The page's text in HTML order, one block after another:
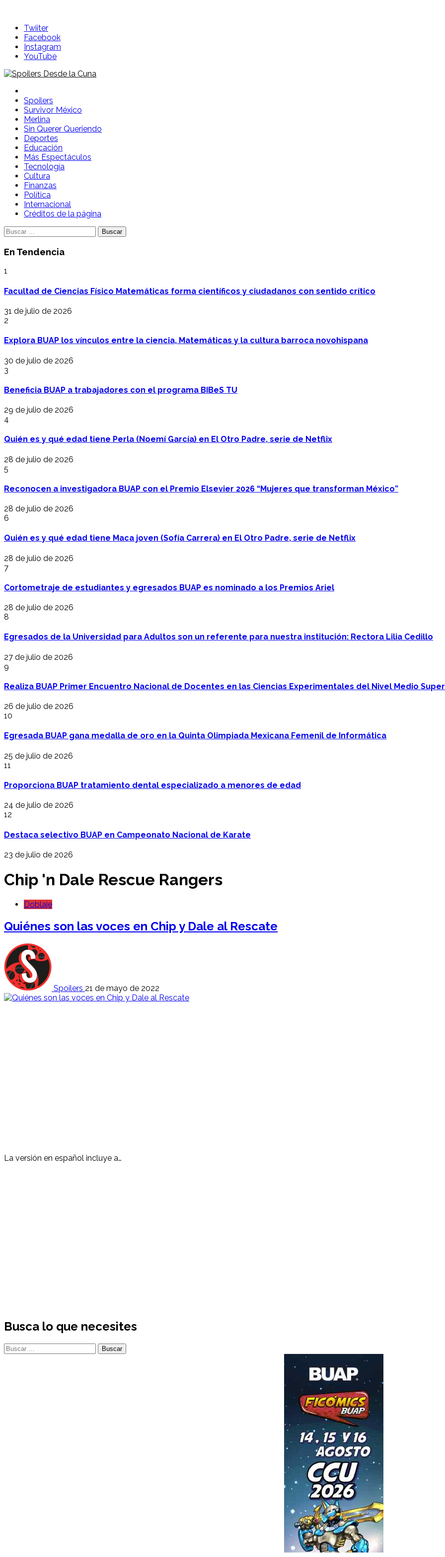
Twiiter
Facebook
Instagram
YouTube
Spoilers Desde la Cuna
Sitio con información sobre series, película, reality shows y telenovelas
Spoilers
Survivor México
Merlina
Sin Querer Queriendo
Deportes
Educación
Más Espectáculos
Tecnología
Cultura
Finanzas
Política
Internacional
Créditos de la página
Buscar:
En Tendencia
1
Facultad de Ciencias Físico Matemáticas forma científicos y ciudadanos con sentido crítico
31 de julio de 2026
2
Explora BUAP los vínculos entre la ciencia, Matemáticas y la cultura barroca novohispana
30 de julio de 2026
3
Beneficia BUAP a trabajadores con el programa BIBeS TU
29 de julio de 2026
4
Quién es y qué edad tiene Perla (Noemí García) en El Otro Padre, serie de Netflix
28 de julio de 2026
5
Reconocen a investigadora BUAP con el Premio Elsevier 2026 “Mujeres que transforman México”
28 de julio de 2026
6
Quién es y qué edad tiene Maca joven (Sofía Carrera) en El Otro Padre, serie de Netflix
28 de julio de 2026
7
Cortometraje de estudiantes y egresados BUAP es nominado a los Premios Ariel
28 de julio de 2026
8
Egresados de la Universidad para Adultos son un referente para nuestra institución: Rectora Lilia Cedillo
27 de julio de 2026
9
Realiza BUAP Primer Encuentro Nacional de Docentes en las Ciencias Experimentales del Nivel Medio
26 de julio de 2026
10
Egresada BUAP gana medalla de oro en la Quinta Olimpiada Mexicana Femenil de Informática
25 de julio de 2026
11
Proporciona BUAP tratamiento dental especializado a menores de edad
24 de julio de 2026
12
Destaca selectivo BUAP en Campeonato Nacional de Karate
23 de julio de 2026
Chip 'n Dale Rescue Rangers
Doblaje
Quiénes son las voces en Chip y Dale al Rescate
Spoilers 21 de mayo de 2022
La versión en español incluye a…
Busca lo que necesites
Buscar: